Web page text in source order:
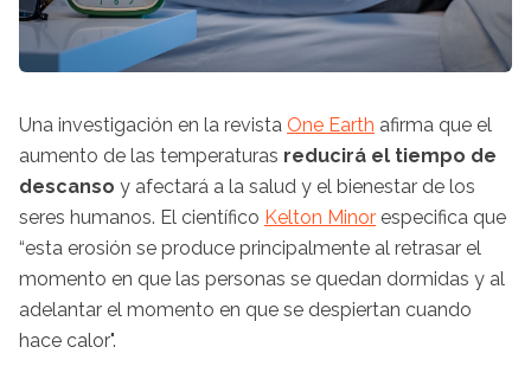
Una investigación en la revista One Earth afirma que el
aumento de las temperaturas reducirá el tiempo de
descanso y afectará a la salud y el bienestar de los
seres humanos. El científico Kelton Minor especifica que
“esta erosión se produce principalmente al retrasar el
momento en que las personas se quedan dormidas y al
adelantar el momento en que se despiertan cuando
hace calor".